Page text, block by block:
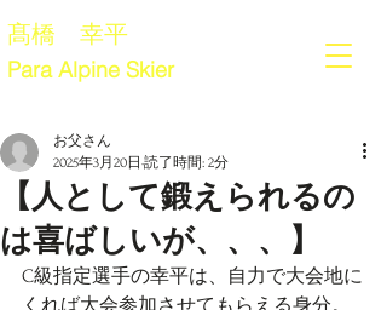
髙橋 幸平
Para Alpine Skier
【人として鍛えられるの
は喜ばしいが、、、】
お父さん
2025年3月20日 読了時間: 2分
C級指定選手の幸平は、自力で大会地に
くれば大会参加させてもらえる身分。